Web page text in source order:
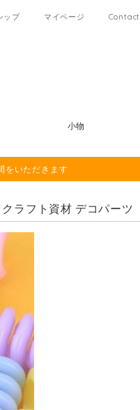
ップ マイページ Contact
小物
をいただきます
ラフト資材 デコパーツ